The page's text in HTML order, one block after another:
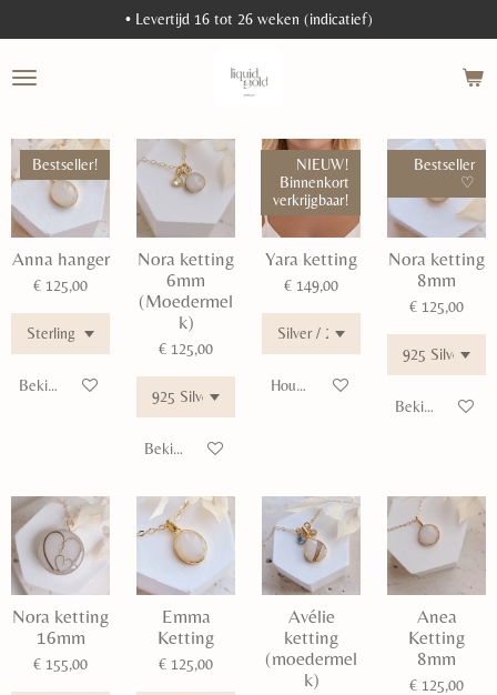
direct
naar
de
• Levertijd 16 tot 26 weken (indicatief)
Bestseller!
Anna hanger
€ 125,00
Bekijk details
Nora ketting
6mm
(Moedermel
k)
€ 125,00
Bekijk details
NIEUW!
Binnenkort
verkrijgbaar!
Yara ketting
€ 149,00
Houd mij op de hoogte
Bestseller
♡
Nora ketting
8mm
€ 125,00
Bekijk details
Nora ketting
16mm
€ 155,00
Emma
Ketting
€ 125,00
Avélie
ketting
(moedermel
k)
Anea
Ketting
8mm
€ 125,00